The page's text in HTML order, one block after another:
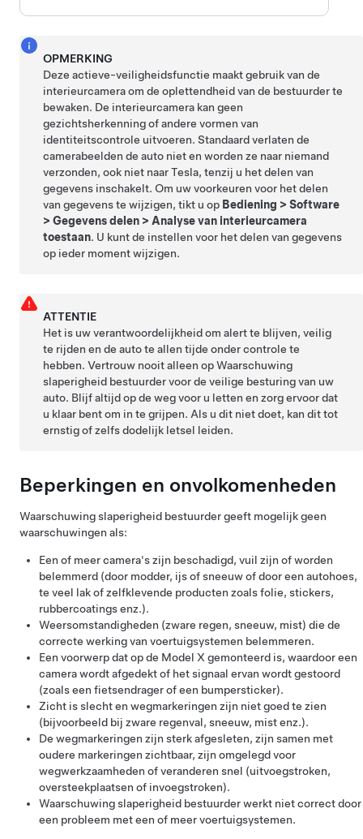
OPMERKING
Deze actieve-veiligheidsfunctie maakt gebruik van de
interieurcamera om de oplettendheid van de bestuurder te
bewaken. De interieurcamera kan geen
gezichtsherkenning of andere vormen van
identiteitscontrole uitvoeren. Standaard verlaten de
camerabeelden de auto niet en worden ze naar niemand
verzonden, ook niet naar Tesla, tenzij u het delen van
gegevens inschakelt. Om uw voorkeuren voor het delen
van gegevens te wijzigen, tikt u op Bediening >Software
>Gegevens delen > Analyse van interieurcamera
toestaan. U kunt de instellen voor het delen van gegevens
op ieder moment wijzigen.
ATTENTIE
Het is uw verantwoordelijkheid om alert te blijven, veilig
te rijden en de auto te allen tijde onder controle te
hebben. Vertrouw nooit alleen op Waarschuwing
slaperigheid bestuurder voor de veilige besturing van uw
auto. Blijf altijd op de weg voor u letten en zorg ervoor dat
u klaar bent om in te grijpen. Als u dit niet doet, kan dit tot
ernstig of zelfs dodelijk letsel leiden.
Beperkingen en onvolkomenheden
Waarschuwing slaperigheid bestuurder geeft mogelijk geen
waarschuwingen als:
Een of meer camera's zijn beschadigd, vuil zijn of worden
belemmerd (door modder, ijs of sneeuw of door een autohoes,
te veel lak of zelfklevende producten zoals folie, stickers,
rubbercoatings enz.).
Weersomstandigheden (zware regen, sneeuw, mist) die de
correcte werking van voertuigsystemen belemmeren.
Een voorwerp dat op de Model X gemonteerd is, waardoor een
camera wordt afgedekt of het signaal ervan wordt gestoord
(zoals een fietsendrager of een bumpersticker).
Zicht is slecht en wegmarkeringen zijn niet goed te zien
(bijvoorbeeld bij zware regenval, sneeuw, mist enz.).
De wegmarkeringen zijn sterk afgesleten, zijn samen met
oudere markeringen zichtbaar, zijn omgelegd voor
wegwerkzaamheden of veranderen snel (uitvoegstroken,
oversteekplaatsen of invoegstroken).
Waarschuwing slaperigheid bestuurder werkt niet correct door
een probleem met een of meer voertuigsystemen.